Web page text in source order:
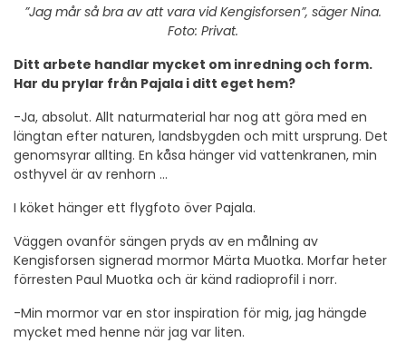
”Jag mår så bra av att vara vid Kengisforsen”, säger Nina.
Foto: Privat.
Ditt arbete handlar mycket om inredning och form.
Har du prylar från Pajala i ditt eget hem?
-Ja, absolut. Allt naturmaterial har nog att göra med en
längtan efter naturen, landsbygden och mitt ursprung. Det
genomsyrar allting. En kåsa hänger vid vattenkranen, min
osthyvel är av renhorn …
I köket hänger ett flygfoto över Pajala.
Väggen ovanför sängen pryds av en målning av
Kengisforsen signerad mormor Märta Muotka. Morfar heter
förresten Paul Muotka och är känd radioprofil i norr.
-Min mormor var en stor inspiration för mig, jag hängde
mycket med henne när jag var liten.